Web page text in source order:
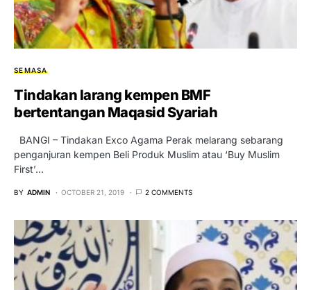
SEMASA
Tindakan larang kempen BMF
bertentangan Maqasid Syariah
BANGI – Tindakan Exco Agama Perak melarang sebarang
penganjuran kempen Beli Produk Muslim atau ‘Buy Muslim
First’…
BY ADMIN OCTOBER 21, 2019 2 COMMENTS